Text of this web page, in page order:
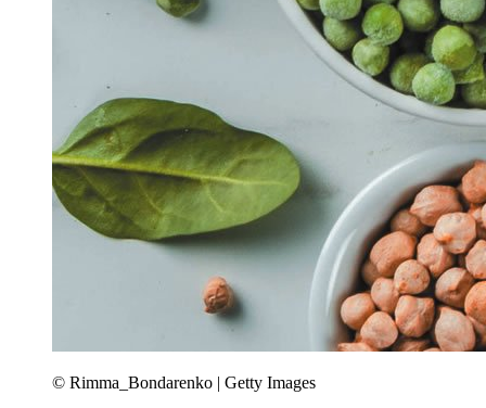
© Rimma_Bondarenko | Getty Images